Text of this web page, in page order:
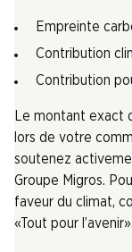
Empreinte
Contribution
Contribution
Le montant exact
lors de votre
soutenez
Groupe Migros.
faveur du climat,
«Tout pour l’avenir».